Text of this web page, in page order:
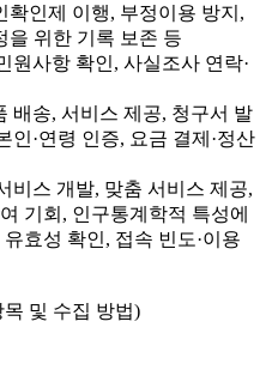
확인제 이행, 부정이용 방지,
을 위한 기록 보존 등
원사항 확인, 사실조사 연락·
배송, 서비스 제공, 청구서 발
인·연령 인증, 요금 결제·정산
비스 개발, 맞춤 서비스 제공,
기회, 인구통계학적 특성에
효성 확인, 접속 빈도·이용
및 수집 방법)